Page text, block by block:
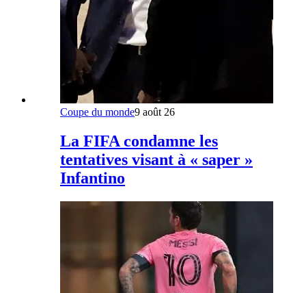
Coupe du monde9 août 26
La FIFA condamne les
tentatives visant à « saper »
Infantino